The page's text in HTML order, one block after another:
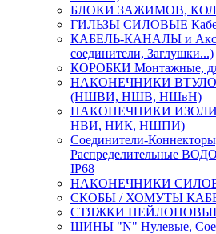
БЛОКИ ЗАЖИМОВ,
ГИЛЬЗЫ СИЛОВЫЕ
КАБЕЛЬ-КАНАЛЫ и
соединители, Заглушки...)
КОРОБКИ Монтажные,
НАКОНЕЧНИКИ
(НШВИ, НШВ, НШвН)
НАКОНЕЧНИКИ
НВИ, НИК, НШПИ)
Соединители-
Распределительные
IP68
НАКОНЕЧНИКИ
СКОБЫ / ХОМУТЫ
СТЯЖКИ
ШИНЫ "N" Нулевые,